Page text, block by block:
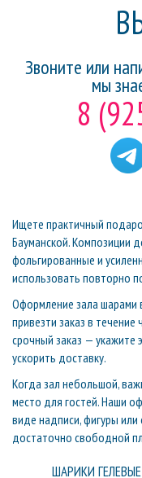
Звоните или
мы
8
Ищете практичный
Бауманской. Композиции
фольгированные и
использовать повторно
Оформление зала шарами
привезти заказ в
срочный заказ — укажите
ускорить доставку.
Когда зал небольшой,
место для гостей. Наши
виде надписи, фигуры
достаточно свободной
ШАРИКИ